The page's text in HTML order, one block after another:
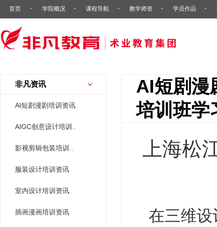
首页 学院概况 课程导航 教学师资 学员作品
非凡资讯
AI短剧漫剧培训资讯
AIGC创意设计培训..
影视剪辑包装培训..
服装设计培训资讯
室内设计培训资讯
插画漫画培训资讯
AI短剧漫
培训班学
上海松
在三维